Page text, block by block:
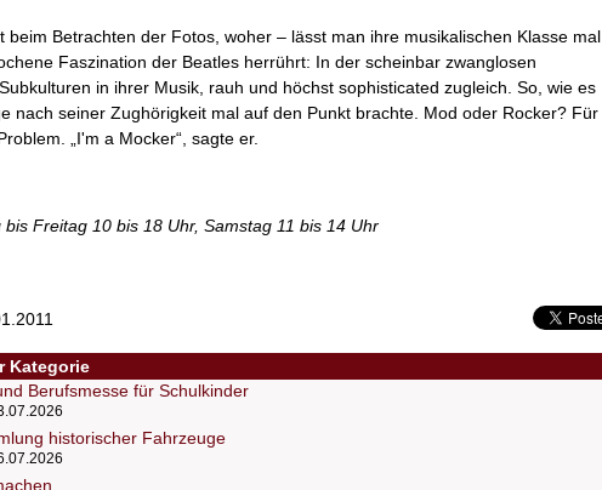
beim Betrachten der Fotos, woher – lässt man ihre musikalischen Klasse mal
Faszination der Beatles herrührt: In der scheinbar zwanglosen
in ihrer Musik, rauh und höchst sophisticated zugleich. So, wie es
nach seiner Zughörigkeit mal auf den Punkt brachte. Mod oder Rocker? Für
„I'm a Mocker“, sagte er.
Freitag 10 bis 18 Uhr, Samstag 11 bis 14 Uhr
Kategorie
Berufsmesse für Schulkinder
historischer Fahrzeuge